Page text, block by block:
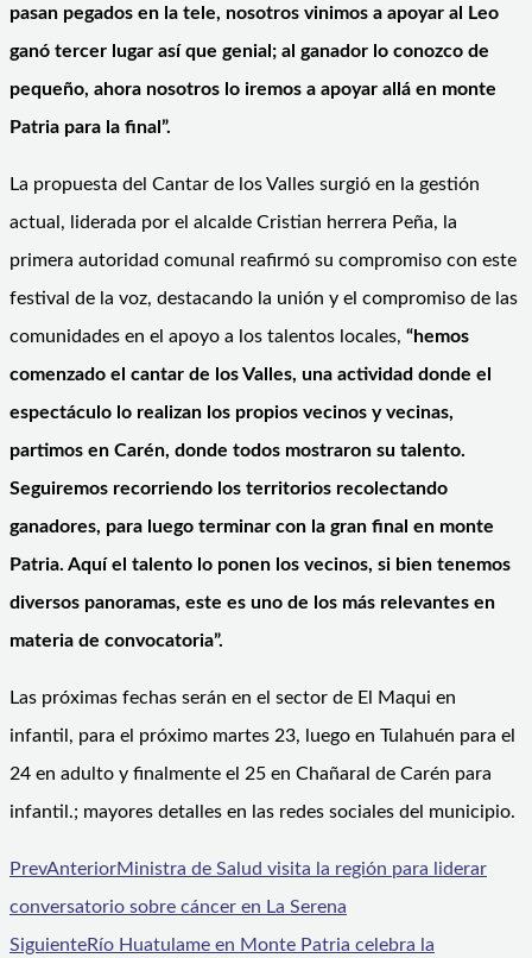
pasan pegados en la tele, nosotros vinimos a apoyar al Leo
ganó tercer lugar así que genial; al ganador lo conozco de
pequeño, ahora nosotros lo iremos a apoyar allá en monte
Patria para la final”.
La propuesta del Cantar de los Valles surgió en la gestión
actual, liderada por el alcalde Cristian herrera Peña, la
primera autoridad comunal reafirmó su compromiso con este
festival de la voz, destacando la unión y el compromiso de las
comunidades en el apoyo a los talentos locales, “hemos
comenzado el cantar de los Valles, una actividad donde el
espectáculo lo realizan los propios vecinos y vecinas,
partimos en Carén, donde todos mostraron su talento.
Seguiremos recorriendo los territorios recolectando
ganadores, para luego terminar con la gran final en monte
Patria. Aquí el talento lo ponen los vecinos, si bien tenemos
diversos panoramas, este es uno de los más relevantes en
materia de convocatoria”.
Las próximas fechas serán en el sector de El Maqui en
infantil, para el próximo martes 23, luego en Tulahuén para el
24 en adulto y finalmente el 25 en Chañaral de Carén para
infantil.; mayores detalles en las redes sociales del municipio.
PrevAnteriorMinistra de Salud visita la región para liderar
conversatorio sobre cáncer en La Serena
SiguienteRío Huatulame en Monte Patria celebra la